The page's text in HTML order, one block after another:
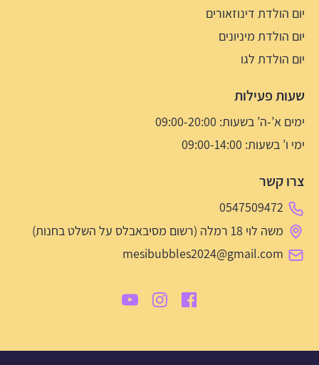
יום הולדת דינוזאורים
יום הולדת מיניונים
יום הולדת לגו
שעות פעילות
ימים א’-ה’ בשעות: 09:00-20:00
ימי ו’ בשעות: 09:00-14:00
צרו קשר
0547509472
משה לוי 18 רמלה (רשום מסיבאבלס על השלט בחנות)
mesibubbles2024@gmail.com